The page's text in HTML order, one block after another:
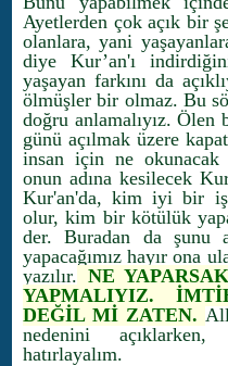
Ayetlerden çok açık bir
olanlara, yani
diye Kur’an'ı
yaşayan farkını da
ölmüşler bir olmaz. Bu
doğru anlamalıyız. Ölen
günü açılmak üzere
insan için ne okunacak
onun adına kesilecek
Kur'an'da, kim iyi bir iş
olur, kim bir kötülük
der. Buradan da şunu
yapacağımız hayır ona
yazılır. NE
YAPMALIYIZ.
DEĞİL Mİ ZATEN.
nedenini
hatırlayalım.